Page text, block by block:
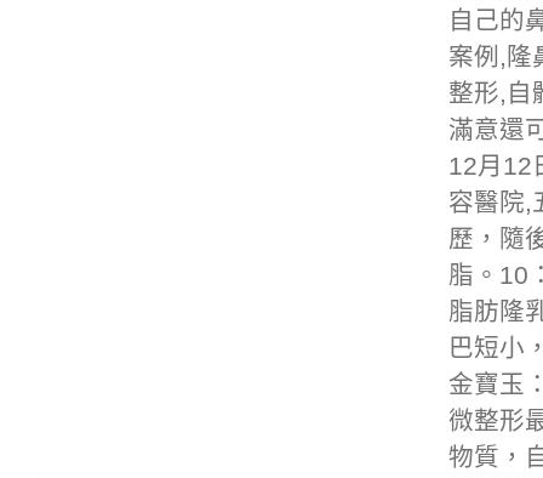
自己的
案例, 隆
整形, 自
滿意還
12月12
容醫院,
歷，隨
脂 。10
脂肪隆
巴短小
金寶玉
微整形
物質，